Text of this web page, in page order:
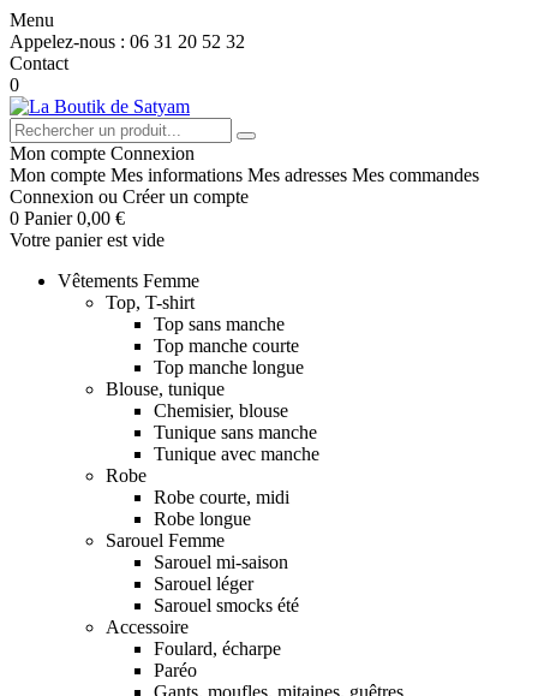
Menu
Appelez-nous : 06 31 20 52 32
Contact
0
Mon compte Connexion
Mon compte Mes informations Mes adresses Mes commandes
Connexion ou Créer un compte
0 Panier 0,00 €
Votre panier est vide
Vêtements Femme
Top, T-shirt
Top sans manche
Top manche courte
Top manche longue
Blouse, tunique
Chemisier, blouse
Tunique sans manche
Tunique avec manche
Robe
Robe courte, midi
Robe longue
Sarouel Femme
Sarouel mi-saison
Sarouel léger
Sarouel smocks été
Accessoire
Foulard, écharpe
Paréo
Gants, moufles, mitaines, guêtres